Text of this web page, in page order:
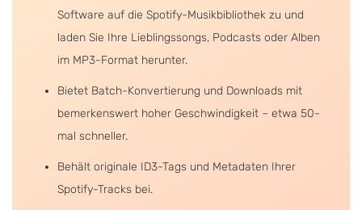
Software auf die Spotify-Musikbibliothek zu und
laden Sie Ihre Lieblingssongs, Podcasts oder Alben
im MP3-Format herunter.
Bietet Batch-Konvertierung und Downloads mit
bemerkenswert hoher Geschwindigkeit – etwa 50-
mal schneller.
Behält originale ID3-Tags und Metadaten Ihrer
Spotify-Tracks bei.